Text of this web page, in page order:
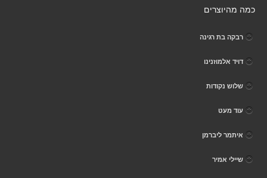
כמה מהיוצרים
רבקה בת רגינה
דויד אלמוזנינו
שלוש נקודות
עוד מעט
איתמר ליברמן
שיילי אמיר